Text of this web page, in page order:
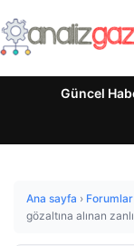
Güncel
Ana sayfa › Forumlar
gözaltına alınan